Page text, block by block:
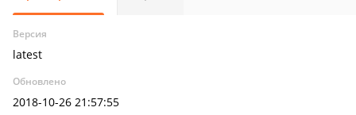
Версия
latest
Обновлено
2018-10-26 21:57:55